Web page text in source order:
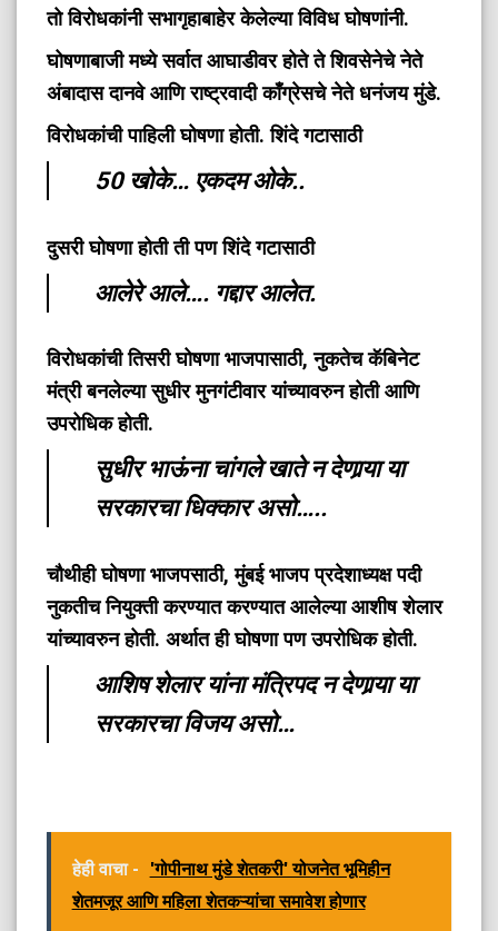
तो विरोधकांनी सभागृहाबाहेर केलेल्या विविध घोषणांनी.
घोषणाबाजी मध्ये सर्वात आघाडीवर होते ते शिवसेनेचे नेते
अंबादास दानवे आणि राष्ट्रवादी काँग्रेसचे नेते धनंजय मुंडे.
विरोधकांची पाहिली घोषणा होती. शिंदे गटासाठी
50 खोके… एकदम ओके..
दुसरी घोषणा होती ती पण शिंदे गटासाठी
आलेरे आले…. गद्दार आलेत.
विरोधकांची तिसरी घोषणा भाजपासाठी, नुकतेच कॅबिनेट
मंत्री बनलेल्या सुधीर मुनगंटीवार यांच्यावरुन होती आणि
उपरोधिक होती.
सुधीर भाऊंना चांगले खाते न देणार्‍या या
सरकारचा धिक्कार असो…..
चौथीही घोषणा भाजपसाठी, मुंबई भाजप प्रदेशाध्यक्ष पदी
नुकतीच नियुक्ती करण्यात करण्यात आलेल्या आशीष शेलार
यांच्यावरुन होती. अर्थात ही घोषणा पण उपरोधिक होती.
आशिष शेलार यांना मंत्रिपद न देणार्‍या या
सरकारचा विजय असो…
हेही वाचा -
'गोपीनाथ मुंडे शेतकरी' योजनेत भूमिहीन
शेतमजूर आणि महिला शेतकऱ्यांचा समावेश होणार